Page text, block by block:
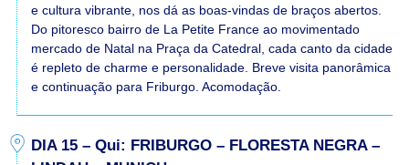
e cultura vibrante, nos dá as boas-vindas de braços abertos.
Do pitoresco bairro de La Petite France ao movimentado
mercado de Natal na Praça da Catedral, cada canto da cidade
é repleto de charme e personalidade. Breve visita panorâmica
e continuação para Friburgo. Acomodação.
DIA 15 – Qui: FRIBURGO – FLORESTA NEGRA –